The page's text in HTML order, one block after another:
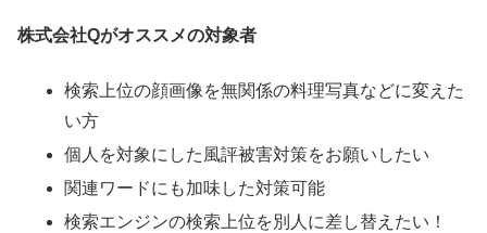
株式会社Qがオススメの対象者
検索上位の顔画像を無関係の料理写真などに変えた
い方
個人を対象にした風評被害対策をお願いしたい
関連ワードにも加味した対策可能
検索エンジンの検索上位を別人に差し替えたい！